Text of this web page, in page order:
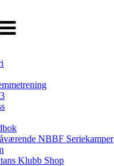
navigasjon
NBBF Seriekamper
Klubb Shop